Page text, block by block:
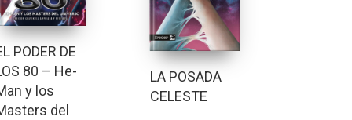
PODER DE
80 – He-
y los
del
LA POSADA
CELESTE